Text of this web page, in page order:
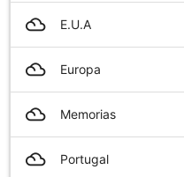
filter_drama E.U.A
filter_drama Europa
filter_drama Memorias
filter_drama Portugal